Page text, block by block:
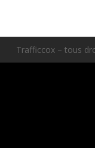
Trafficcox – tous